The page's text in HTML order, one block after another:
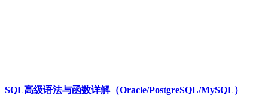
SQL高级语法与函数详解（Oracle/PostgreSQL/MySQL）